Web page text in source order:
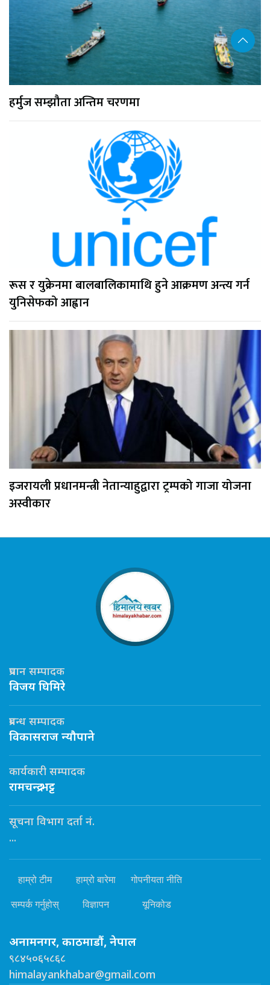
हर्मुज सम्झौता अन्तिम चरणमा
रूस र युक्रेनमा बालबालिकामाथि हुने आक्रमण अन्त्य गर्न
युनिसेफको आह्वान
इजरायली प्रधानमन्त्री नेतान्याहुद्वारा ट्रम्पको गाजा योजना
अस्वीकार
प्रधान सम्पादक
विजय घिमिरे
प्रबन्ध सम्पादक
विकासराज न्यौपाने
कार्यकारी सम्पादक
रामचन्द्र भट्ट
सूचना विभाग दर्ता नं.
...
हाम्रो टीम हाम्रो बारेमा गोपनीयता नीति
सम्पर्क गर्नुहोस् विज्ञापन यूनिकोड
अनामनगर, काठमाडौं, नेपाल
९८४५०६५८६८
himalayankhabar@gmail.com